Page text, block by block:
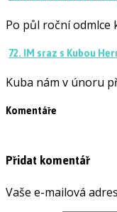
Po půl roční odmlce
72. IM sraz s Kubou
Kuba nám v únoru
Komentáře
Přidat komentář
Vaše e-mailová